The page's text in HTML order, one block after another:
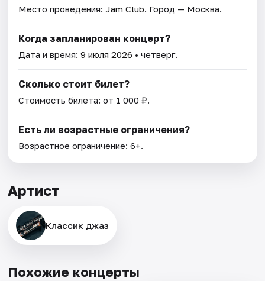
Место проведения:Jam Club. Город — Москва.
Когда запланирован концерт?
Дата и время:9 июля 2026 • четверг.
Сколько стоит билет?
Стоимость билета: от 1 000 ₽.
Есть ли возрастные ограничения?
Возрастное ограничение: 6+.
Артист
Классик джаз
Похожие концерты